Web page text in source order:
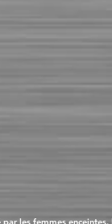
les femmes